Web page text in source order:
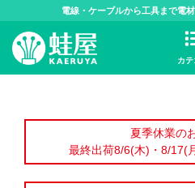
電線・ケーブルから工具まで電
カテ
夏季休業の
最終出荷8/6(木)・8/17(